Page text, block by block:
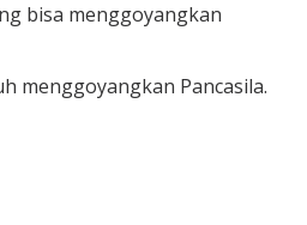
bisa menggoyangkan
menggoyangkan Pancasila.